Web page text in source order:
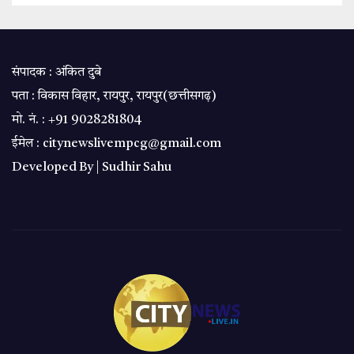
संपादक : अंकित दुबे
पता : विकास विहार, रायपुर, रायपुर(छत्तीसगढ़)
मो. नं. : +91 9028281804
ईमेल : citynewslivempcg@gmail.com
Developed By | Sudhir Sahu